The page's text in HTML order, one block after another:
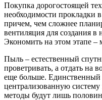
Покупка дорогостоящей
необходимости прокладки
причем, чем сложнее
вентиляция для создания в
Экономить на этом этапе –
Пыль – естественный
проветривать, а отдать на
еще больше. Единственный
централизованную
методы будут лишь